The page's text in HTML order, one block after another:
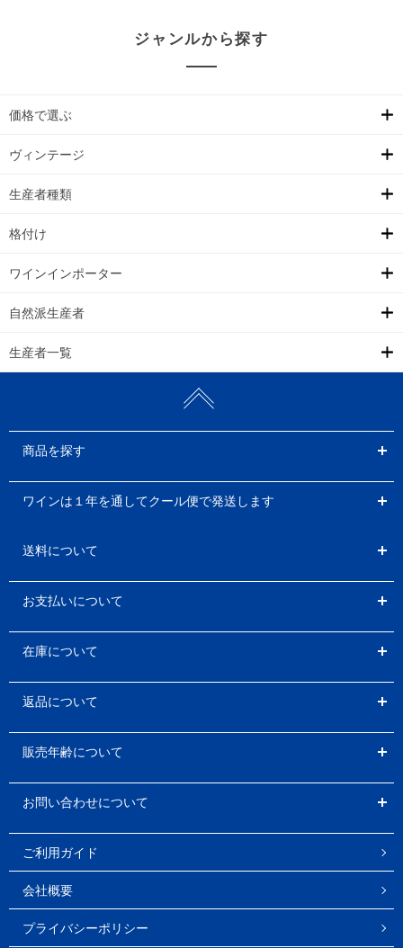
ジャンルから探す
価格で選ぶ
ヴィンテージ
生産者種類
格付け
ワインインポーター
自然派生産者
生産者一覧
商品を探す
ワインは１年を通してクール便で発送します
送料について
お支払いについて
在庫について
返品について
販売年齢について
お問い合わせについて
ご利用ガイド
会社概要
プライバシーポリシー